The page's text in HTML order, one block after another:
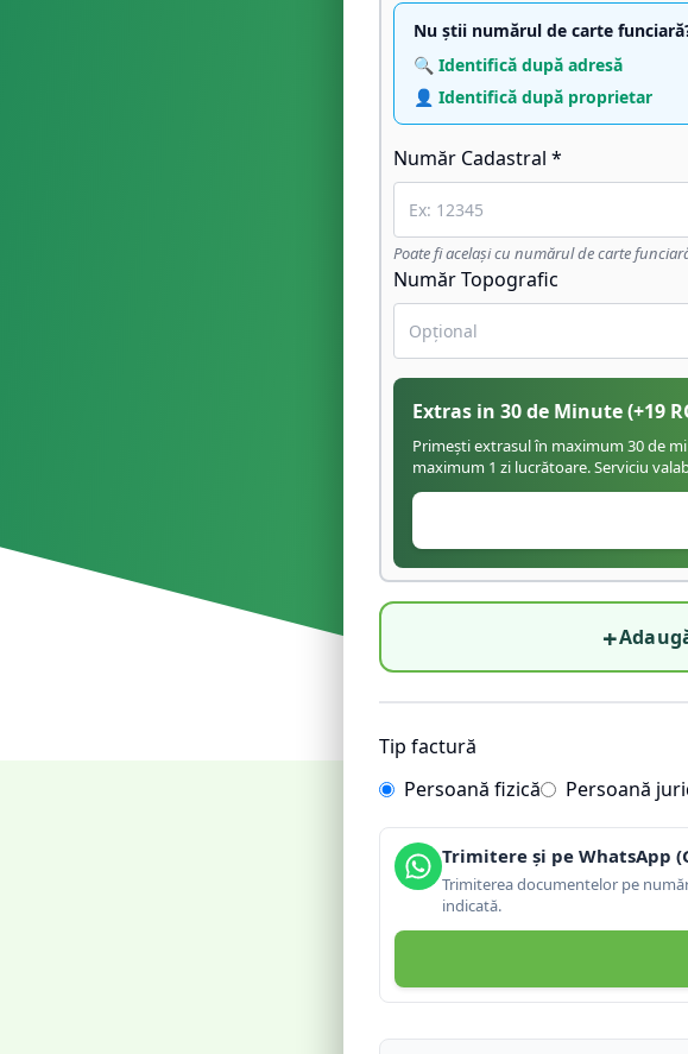
Nu știi numărul de carte
🔍 Identifică după adresă
👤 Identifică după proprietar
Număr Cadastral *
Poate fi același cu numărul de carte
Număr Topografic
Extras in 30 de Minute(+19
Primești extrasul în maximum 30 de
maximum 1 zi lucrătoare. Serviciu
+
Tip factură
Persoană fizică
Persoană
Trimitere și pe WhatsApp
Trimiterea documentelor pe
indicată.